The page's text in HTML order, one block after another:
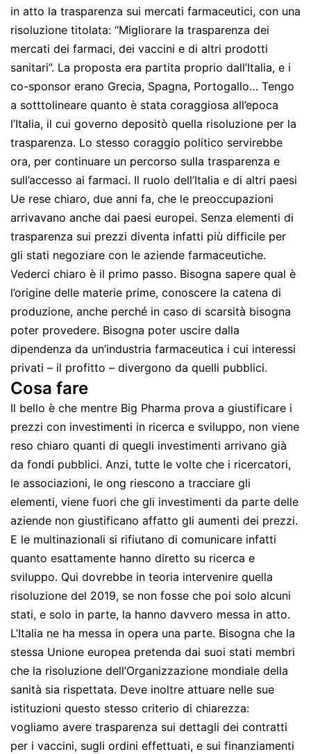
in atto la trasparenza sui mercati farmaceutici, con una
risoluzione titolata: “Migliorare la trasparenza dei
mercati dei farmaci, dei vaccini e di altri prodotti
sanitari”. La proposta era partita proprio dall’Italia, e i
co-sponsor erano Grecia, Spagna, Portogallo… Tengo
a sotttolineare quanto è stata coraggiosa all’epoca
l’Italia, il cui governo depositò quella risoluzione per la
trasparenza. Lo stesso coraggio politico servirebbe
ora, per continuare un percorso sulla trasparenza e
sull’accesso ai farmaci. Il ruolo dell’Italia e di altri paesi
Ue rese chiaro, due anni fa, che le preoccupazioni
arrivavano anche dai paesi europei. Senza elementi di
trasparenza sui prezzi diventa infatti più difficile per
gli stati negoziare con le aziende farmaceutiche.
Vederci chiaro è il primo passo. Bisogna sapere qual è
l’origine delle materie prime, conoscere la catena di
produzione, anche perché in caso di scarsità bisogna
poter provedere. Bisogna poter uscire dalla
dipendenza da un’industria farmaceutica i cui interessi
privati – il profitto – divergono da quelli pubblici.
Cosa fare
Il bello è che mentre Big Pharma prova a giustificare i
prezzi con investimenti in ricerca e sviluppo, non viene
reso chiaro quanti di quegli investimenti arrivano già
da fondi pubblici. Anzi, tutte le volte che i ricercatori,
le associazioni, le ong riescono a tracciare gli
elementi, viene fuori che gli investimenti da parte delle
aziende non giustificano affatto gli aumenti dei prezzi.
E le multinazionali si rifiutano di comunicare infatti
quanto esattamente hanno diretto su ricerca e
sviluppo. Qui dovrebbe in teoria intervenire quella
risoluzione del 2019, se non fosse che poi solo alcuni
stati, e solo in parte, la hanno davvero messa in atto.
L’Italia ne ha messa in opera una parte. Bisogna che la
stessa Unione europea pretenda dai suoi stati membri
che la risoluzione dell’Organizzazione mondiale della
sanità sia rispettata. Deve inoltre attuare nelle sue
istituzioni questo stesso criterio di chiarezza:
vogliamo avere trasparenza sui dettagli dei contratti
per i vaccini, sugli ordini effettuati, e sui finanziamenti